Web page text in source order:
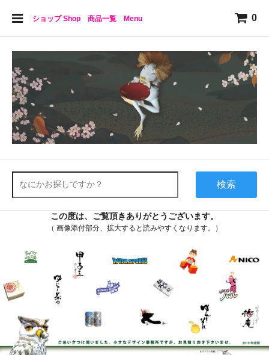
ショップ Shop 商品一覧 Menu 0
検索
この度は、ご覧頂きありがとうございます。
（ 画像添付部分、拡大すると読みやすくなります。）